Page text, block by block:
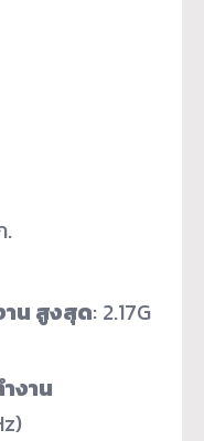
.
น สูงสุด: 2.17G
งาน